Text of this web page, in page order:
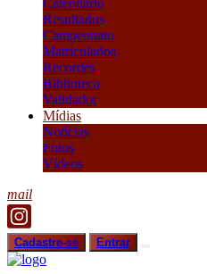
Calendário
Resultados
Campeonato
Matriculados
Recordes
Biblioteca
Validador
Mídias
Notícias
Fotos
Vídeos
mail
Cadastre-se Entrar